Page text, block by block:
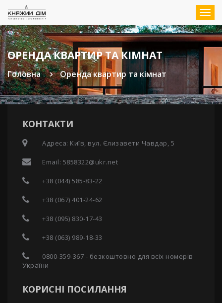
ОРЕНДА КВАРТИР ТА КІМНАТ
Головна Оренда квартир та кімнат
КОНТАКТИ
Адреса: Київ, вул. Єлизавети Чавдар, 5
Email: 5858322@ukr.net
+38 (044) 585-83-22
+38 (067) 401-24-62
+38 (095) 830-17-43
+38 (063) 989-18-33
0800-359-367 - безкоштовно для всіх номерів
України
КОРИСНІ ПОСИЛАННЯ